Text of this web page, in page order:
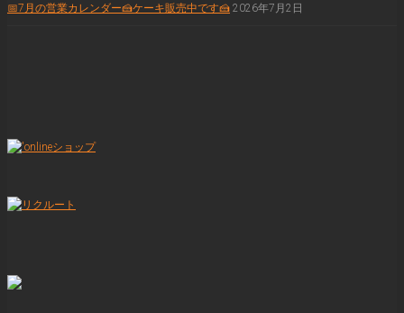
📅7月の営業カレンダー🍰ケーキ販売中です🍰 2026年7月2日